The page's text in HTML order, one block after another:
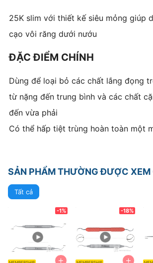
25K slim với thiết kế siêu mỏng giúp
cạo vôi răng dưới nướu
ĐẶC ĐIỂM CHÍNH
Dùng để loại bỏ các chất lắng đọng
từ nặng đến trung bình và các chất
đến vừa phải
Có thể hấp tiệt trùng hoàn toàn một
SẢN PHẨM THƯỜNG ĐƯỢC XEM
Tất cả
+
-1%
+
-18%